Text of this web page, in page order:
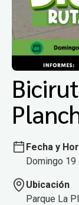
Fecha y
Domingo 19
Ubicación
Parque La